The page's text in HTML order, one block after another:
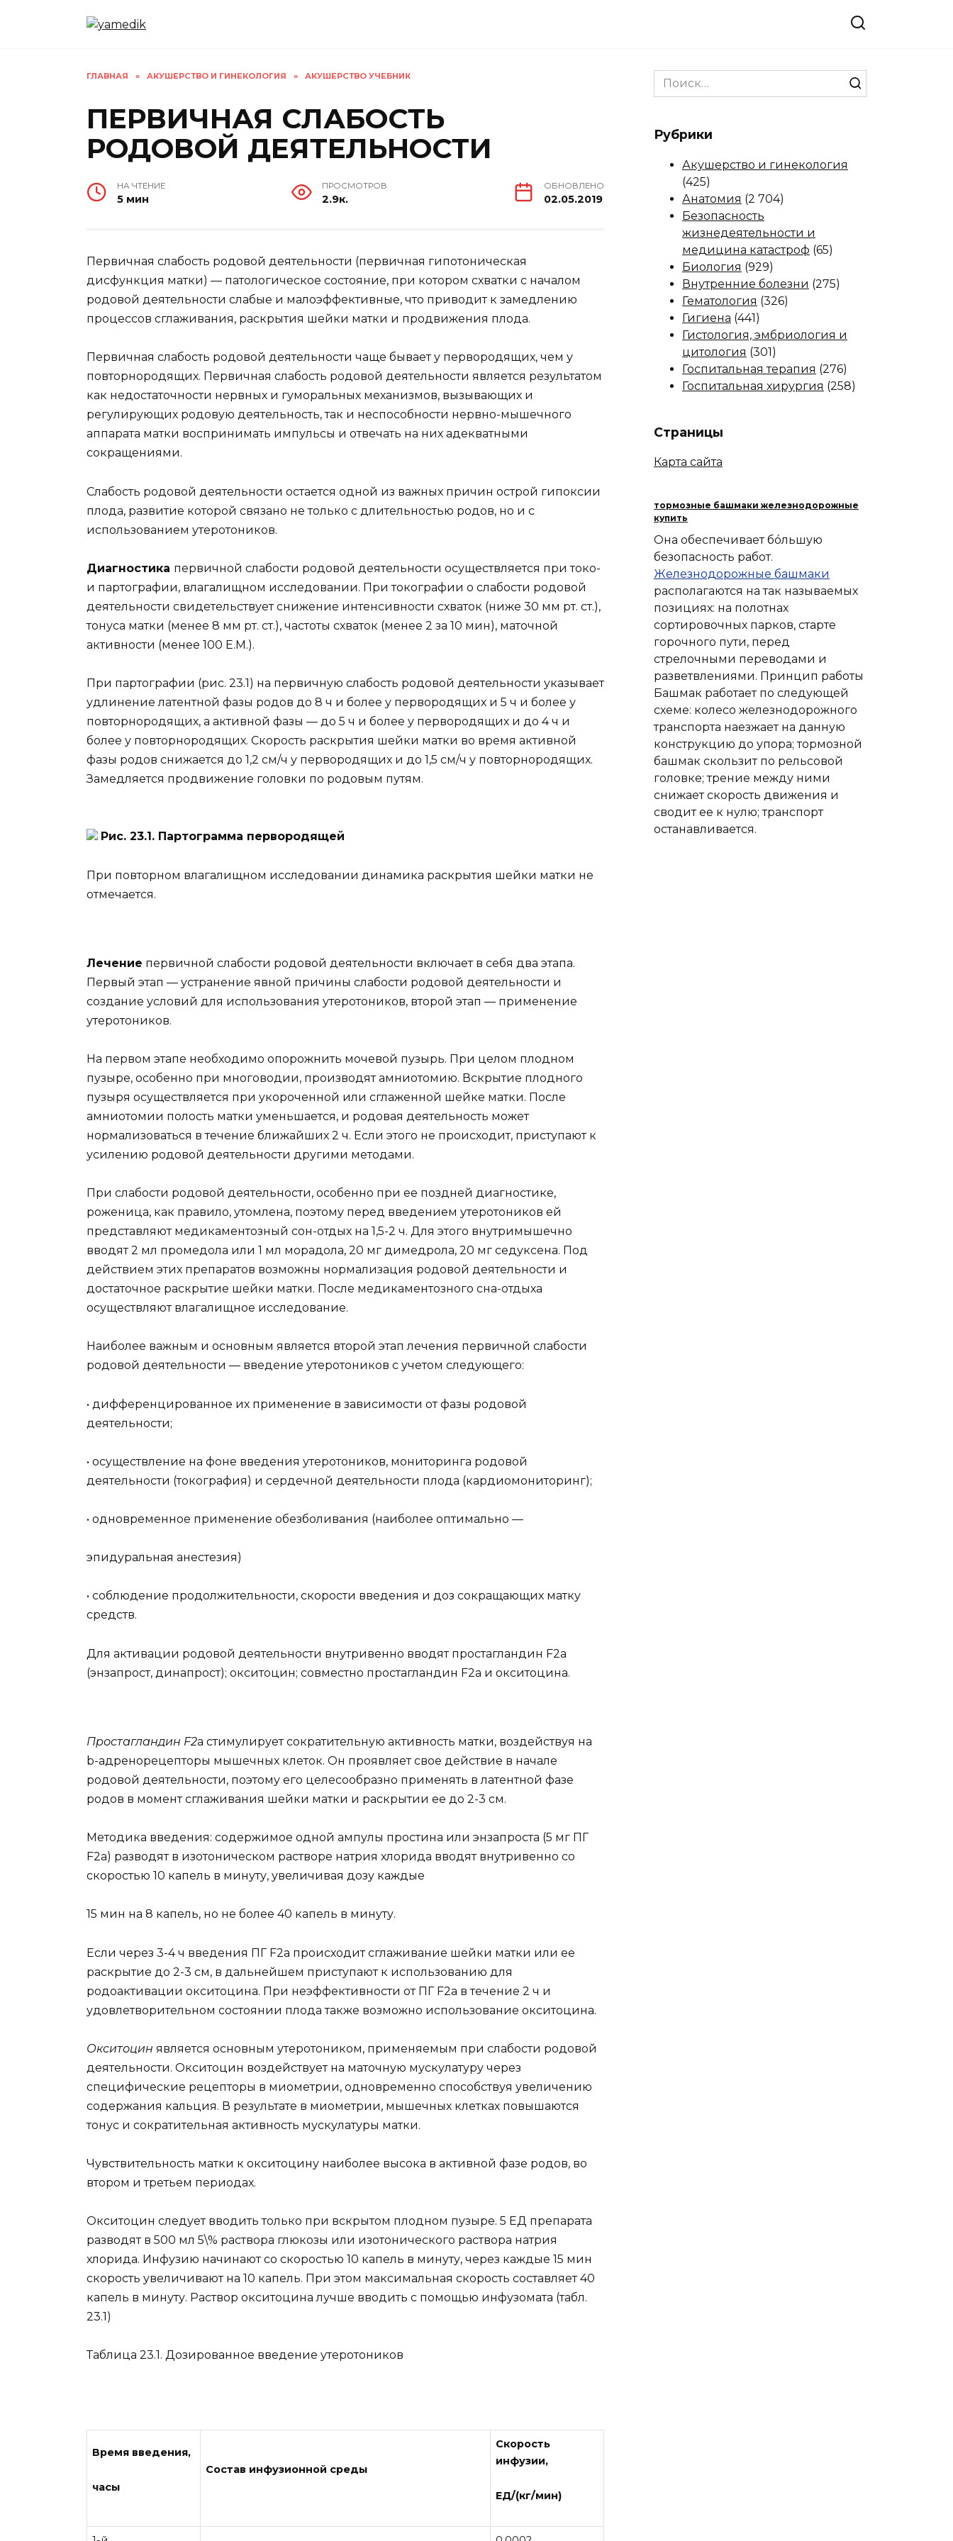
ГЛАВНАЯ » АКУШЕРСТВО И ГИНЕКОЛОГИЯ » АКУШЕРСТВО УЧЕБНИК
ПЕРВИЧНАЯ СЛАБОСТЬ
РОДОВОЙ ДЕЯТЕЛЬНОСТИ
НА ЧТЕНИЕ
5 мин
ПРОСМОТРОВ
2.9к.
ОБНОВЛЕНО
02.05.2019
Первичная слабость родовой деятельности (первичная гипотоническая
дисфункция матки) — патологическое состояние, при котором схватки с началом
родовой деятельности слабые и малоэффективные, что приводит к замедлению
процессов сглаживания, раскрытия шейки матки и продвижения плода.
Первичная слабость родовой деятельности чаще бывает у первородящих, чем у
повторнородящих. Первичная слабость родовой деятельности является результатом
как недостаточности нервных и гуморальных механизмов, вызывающих и
регулирующих родовую деятельность, так и неспособности нервно-мышечного
аппарата матки воспринимать импульсы и отвечать на них адекватными
сокращениями.
Слабость родовой деятельности остается одной из важных причин острой гипоксии
плода, развитие которой связано не только с длительностью родов, но и с
использованием утеротоников.
Диагностика первичной слабости родовой деятельности осуществляется при токо-
и партографии, влагалищном исследовании. При токографии о слабости родовой
деятельности свидетельствует снижение интенсивности схваток (ниже 30 мм рт. ст.),
тонуса матки (менее 8 мм рт. ст.), частоты схваток (менее 2 за 10 мин), маточной
активности (менее 100 Е.М.).
При партографии (рис. 23.1) на первичную слабость родовой деятельности указывает
удлинение латентной фазы родов до 8 ч и более у первородящих и 5 ч и более у
повторнородящих, а активной фазы — до 5 ч и более у первородящих и до 4 ч и
более у повторнородящих. Скорость раскрытия шейки матки во время активной
фазы родов снижается до 1,2 см/ч у первородящих и до 1,5 см/ч у повторнородящих.
Замедляется продвижение головки по родовым путям.
Рис. 23.1. Партограмма первородящей
При повторном влагалищном исследовании динамика раскрытия шейки матки не
отмечается.
Лечение первичной слабости родовой деятельности включает в себя два этапа.
Первый этап — устранение явной причины слабости родовой деятельности и
создание условий для использования утеротоников, второй этап — применение
утеротоников.
На первом этапе необходимо опорожнить мочевой пузырь. При целом плодном
пузыре, особенно при многоводии, производят амниотомию. Вскрытие плодного
пузыря осуществляется при укороченной или сглаженной шейке матки. После
амниотомии полость матки уменьшается, и родовая деятельность может
нормализоваться в течение ближайших 2 ч. Если этого не происходит, приступают к
усилению родовой деятельности другими методами.
При слабости родовой деятельности, особенно при ее поздней диагностике,
роженица, как правило, утомлена, поэтому перед введением утеротоников ей
представляют медикаментозный сон-отдых на 1,5-2 ч. Для этого внутримышечно
вводят 2 мл промедола или 1 мл морадола, 20 мг димедрола, 20 мг седуксена. Под
действием этих препаратов возможны нормализация родовой деятельности и
достаточное раскрытие шейки матки. После медикаментозного сна-отдыха
осуществляют влагалищное исследование.
Наиболее важным и основным является второй этап лечения первичной слабости
родовой деятельности — введение утеротоников с учетом следующего:
• дифференцированное их применение в зависимости от фазы родовой
деятельности;
• осуществление на фоне введения утеротоников, мониторинга родовой
деятельности (токография) и сердечной деятельности плода (кардиомониторинг);
• одновременное применение обезболивания (наиболее оптимально —
эпидуральная анестезия)
• соблюдение продолжительности, скорости введения и доз сокращающих матку
средств.
Для активации родовой деятельности внутривенно вводят простагландин F2a
(энзапрост, динапрост); окситоцин; совместно простагландин F2a и окситоцина.
Простагландин F2a стимулирует сократительную активность матки, воздействуя на
b-адренорецепторы мышечных клеток. Он проявляет свое действие в начале
родовой деятельности, поэтому его целесообразно применять в латентной фазе
родов в момент сглаживания шейки матки и раскрытии ее до 2-3 см.
Методика введения: содержимое одной ампулы простина или энзапроста (5 мг ПГ
F2a) разводят в изотоническом растворе натрия хлорида вводят внутривенно со
скоростью 10 капель в минуту, увеличивая дозу каждые
15 мин на 8 капель, но не более 40 капель в минуту.
Если через 3-4 ч введения ПГ F2a происходит сглаживание шейки матки или ее
раскрытие до 2-3 см, в дальнейшем приступают к использованию для
родоактивации окситоцина. При неэффективности от ПГ F2a в течение 2 ч и
удовлетворительном состоянии плода также возможно использование окситоцина.
Окситоцин является основным утеротоником, применяемым при слабости родовой
деятельности. Окситоцин воздействует на маточную мускулатуру через
специфические рецепторы в миометрии, одновременно способствуя увеличению
содержания кальция. В результате в миометрии, мышечных клетках повышаются
тонус и сократительная активность мускулатуры матки.
Чувствительность матки к окситоцину наиболее высока в активной фазе родов, во
втором и третьем периодах.
Окситоцин следует вводить только при вскрытом плодном пузыре. 5 ЕД препарата
разводят в 500 мл 5\% раствора глюкозы или изотонического раствора натрия
хлорида. Инфузию начинают со скоростью 10 капель в минуту, через каждые 15 мин
скорость увеличивают на 10 капель. При этом максимальная скорость составляет 40
капель в минуту. Раствор окситоцина лучше вводить с помощью инфузомата (табл.
23.1)
Таблица 23.1. Дозированное введение утеротоников
Время введения,
часы
Состав инфузионной среды
Скорость
инфузии,
ЕД/(кг/мин)
Search
for:
Рубрики
Акушерство и гинекология
(425)
Анатомия (2 704)
Безопасность
жизнедеятельности и
медицина катастроф (65)
Биология (929)
Внутренние болезни (275)
Гематология (326)
Гигиена (441)
Гистология, эмбриология и
цитология (301)
Госпитальная терапия (276)
Госпитальная хирургия (258)
Страницы
Карта сайта
тормозные башмаки железнодорожные
купить
Она обеспечивает бóльшую
безопасность работ.
Железнодорожные башмаки
располагаются на так называемых
позициях: на полотнах
сортировочных парков, старте
горочного пути, перед
стрелочными переводами и
разветвлениями. Принцип работы
Башмак работает по следующей
схеме: колесо железнодорожного
транспорта наезжает на данную
конструкцию до упора; тормозной
башмак скользит по рельсовой
головке; трение между ними
снижает скорость движения и
сводит ее к нулю; транспорт
останавливается.